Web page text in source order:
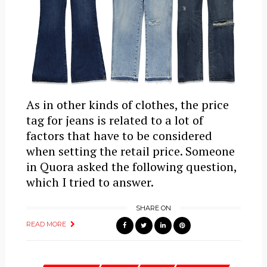
As in other kinds of clothes, the price
tag for jeans is related to a lot of
factors that have to be considered
when setting the retail price. Someone
in Quora asked the following question,
which I tried to answer.
READ MORE
SHARE ON